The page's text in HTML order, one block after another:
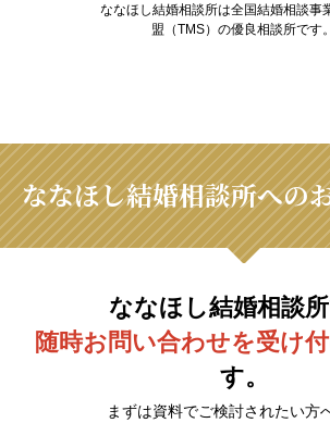
ななほし結婚相談所は全国結婚相談事
盟（TMS）の優良相談所です。
ななほし結婚相談所への
ななほし結婚相談
随時お問い合わせを受け
す。
まずは資料でご検討されたい方